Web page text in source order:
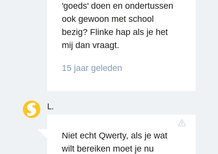
'goeds' doen en ondertussen
ook gewoon met school
bezig? Flinke hap als je het
mij dan vraagt.
15 jaar geleden
L.
Niet echt Qwerty, als je wat
wilt bereiken moet je nu